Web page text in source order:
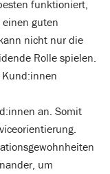
funktioniert,
guten
nicht nur die
Rolle spielen.
an. Somit
um